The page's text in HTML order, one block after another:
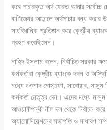
করে পাচারকৃত অর্থ ফেরত আনার সর্বোচ্চ
বাণিজ্যের আড়ালে অর্থপাচার বন্ধ করার
সাংবিধানিক প্রতিষ্ঠান করে কেন্দ্রীয়
গ্রহণ করেছিলেন।
নাহিদ ইসলাম বলেন, নির্বাচিত সরকার
কর্মকর্তারা কেন্দ্রীয় ব্যাংকে দখল ও
মধ্যে নওশাদ মোস্তফা, সারোয়ার, মাসুম
কর্মকর্তা নেতৃত্ব দেন। এদের মধ্যে
আওয়ামীপন্থী নীল দল থেকে নির্বাচন
অ্যাসোসিয়েশনের সভাপতি ও সাধারণ